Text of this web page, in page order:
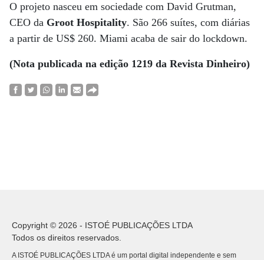
O projeto nasceu em sociedade com David Grutman,
CEO da Groot Hospitality. São 266 suítes, com diárias
a partir de US$ 260. Miami acaba de sair do lockdown.
(Nota publicada na edição 1219 da Revista Dinheiro)
Copyright © 2026 - ISTOÉ PUBLICAÇÕES LTDA
Todos os direitos reservados.
A ISTOÉ PUBLICAÇÕES LTDA é um portal digital independente e sem